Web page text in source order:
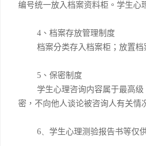
编号统一放入档案资料柜。学生心
4 、档案存放管理制度
档案分类存入档案柜；放置
5 、保密制度
学生心理咨询内容属于最高
密，不向他人谈论被咨询人有关情
6、 学生心理测验报告书等仅